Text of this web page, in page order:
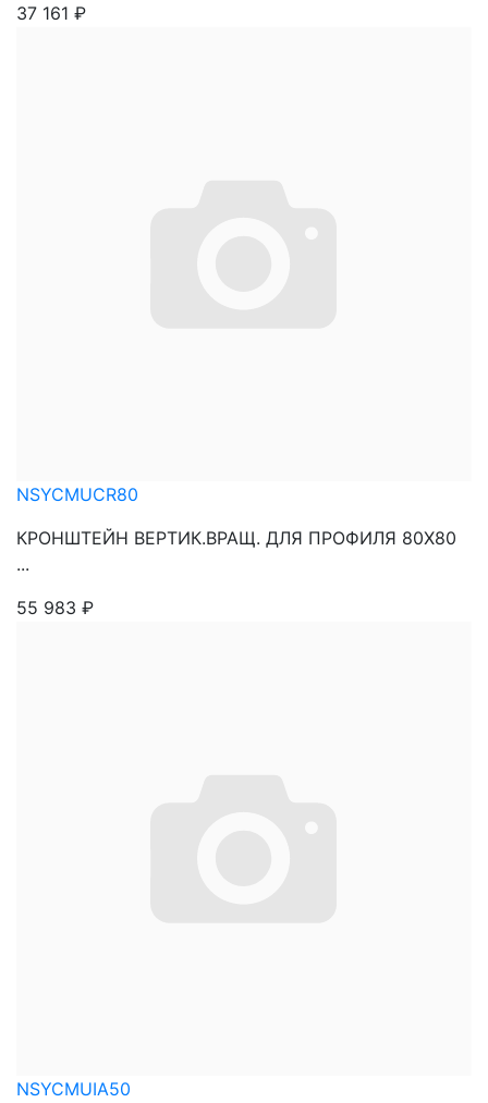
37 161 ₽
NSYCMUCR80
КРОНШТЕЙН ВЕРТИК.ВРАЩ. ДЛЯ ПРОФИЛЯ 80Х80
...
55 983 ₽
NSYCMUIA50